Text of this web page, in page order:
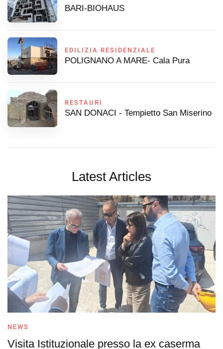
BARI-BIOHAUS
EDILIZIA RESIDENZIALE
POLIGNANO A MARE- Cala Pura
RESTAURI
SAN DONACI - Tempietto San Miserino
Latest Articles
NEWS
Visita Istituzionale presso la ex caserma